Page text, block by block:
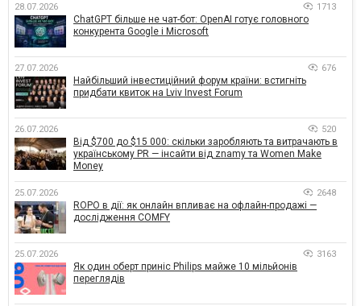
28.07.2026 1713
ChatGPT більше не чат-бот: OpenAI готує головного
конкурента Google і Microsoft
27.07.2026 676
Найбільший інвестиційний форум країни: встигніть
придбати квиток на Lviv Invest Forum
26.07.2026 520
Від $700 до $15 000: скільки заробляють та витрачають в
українському PR — інсайти від znamy та Women Make
Money
25.07.2026 2648
ROPO в дії: як онлайн впливає на офлайн-продажі —
дослідження COMFY
25.07.2026 3163
Як один оберт приніс Philips майже 10 мільйонів
переглядів